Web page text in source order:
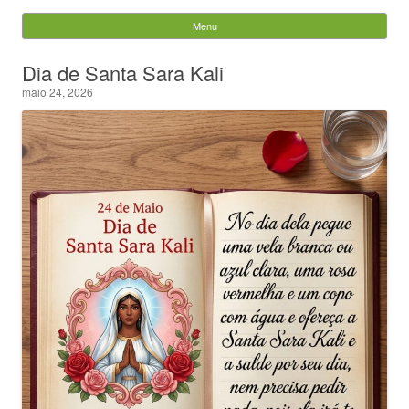
Evandro Legramonte
por:
Menu
Dia de Santa Sara Kali
maio 24, 2026